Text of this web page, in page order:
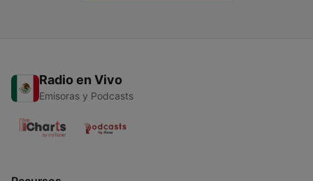
Radio en Vivo
Emisoras y Podcasts